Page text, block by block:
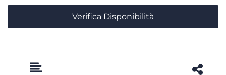
Verifica Disponibilità